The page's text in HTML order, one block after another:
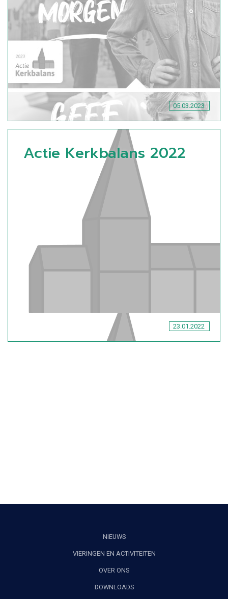
05.03.2023
Actie Kerkbalans 2022
23.01.2022
NIEUWS
VIERINGEN EN ACTIVITEITEN
OVER ONS
DOWNLOADS